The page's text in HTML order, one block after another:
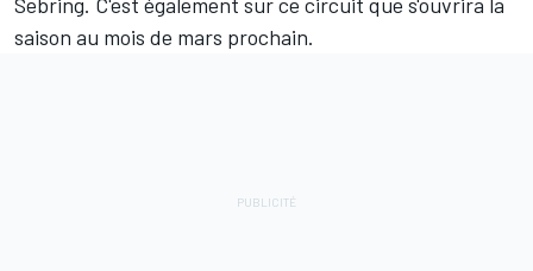
saison au mois de mars prochain.